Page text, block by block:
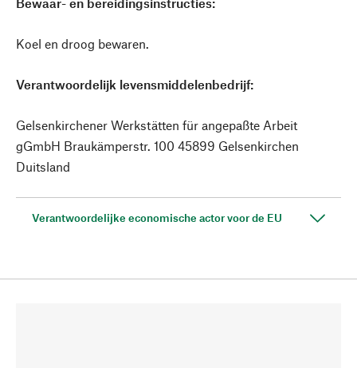
Koel en droog bewaren.
Verantwoordelijk levensmiddelenbedrijf:
Gelsenkirchener Werkstätten für angepaßte Arbeit
gGmbH Braukämperstr. 100 45899 Gelsenkirchen
Duitsland
Verantwoordelijke economische actor voor de EU